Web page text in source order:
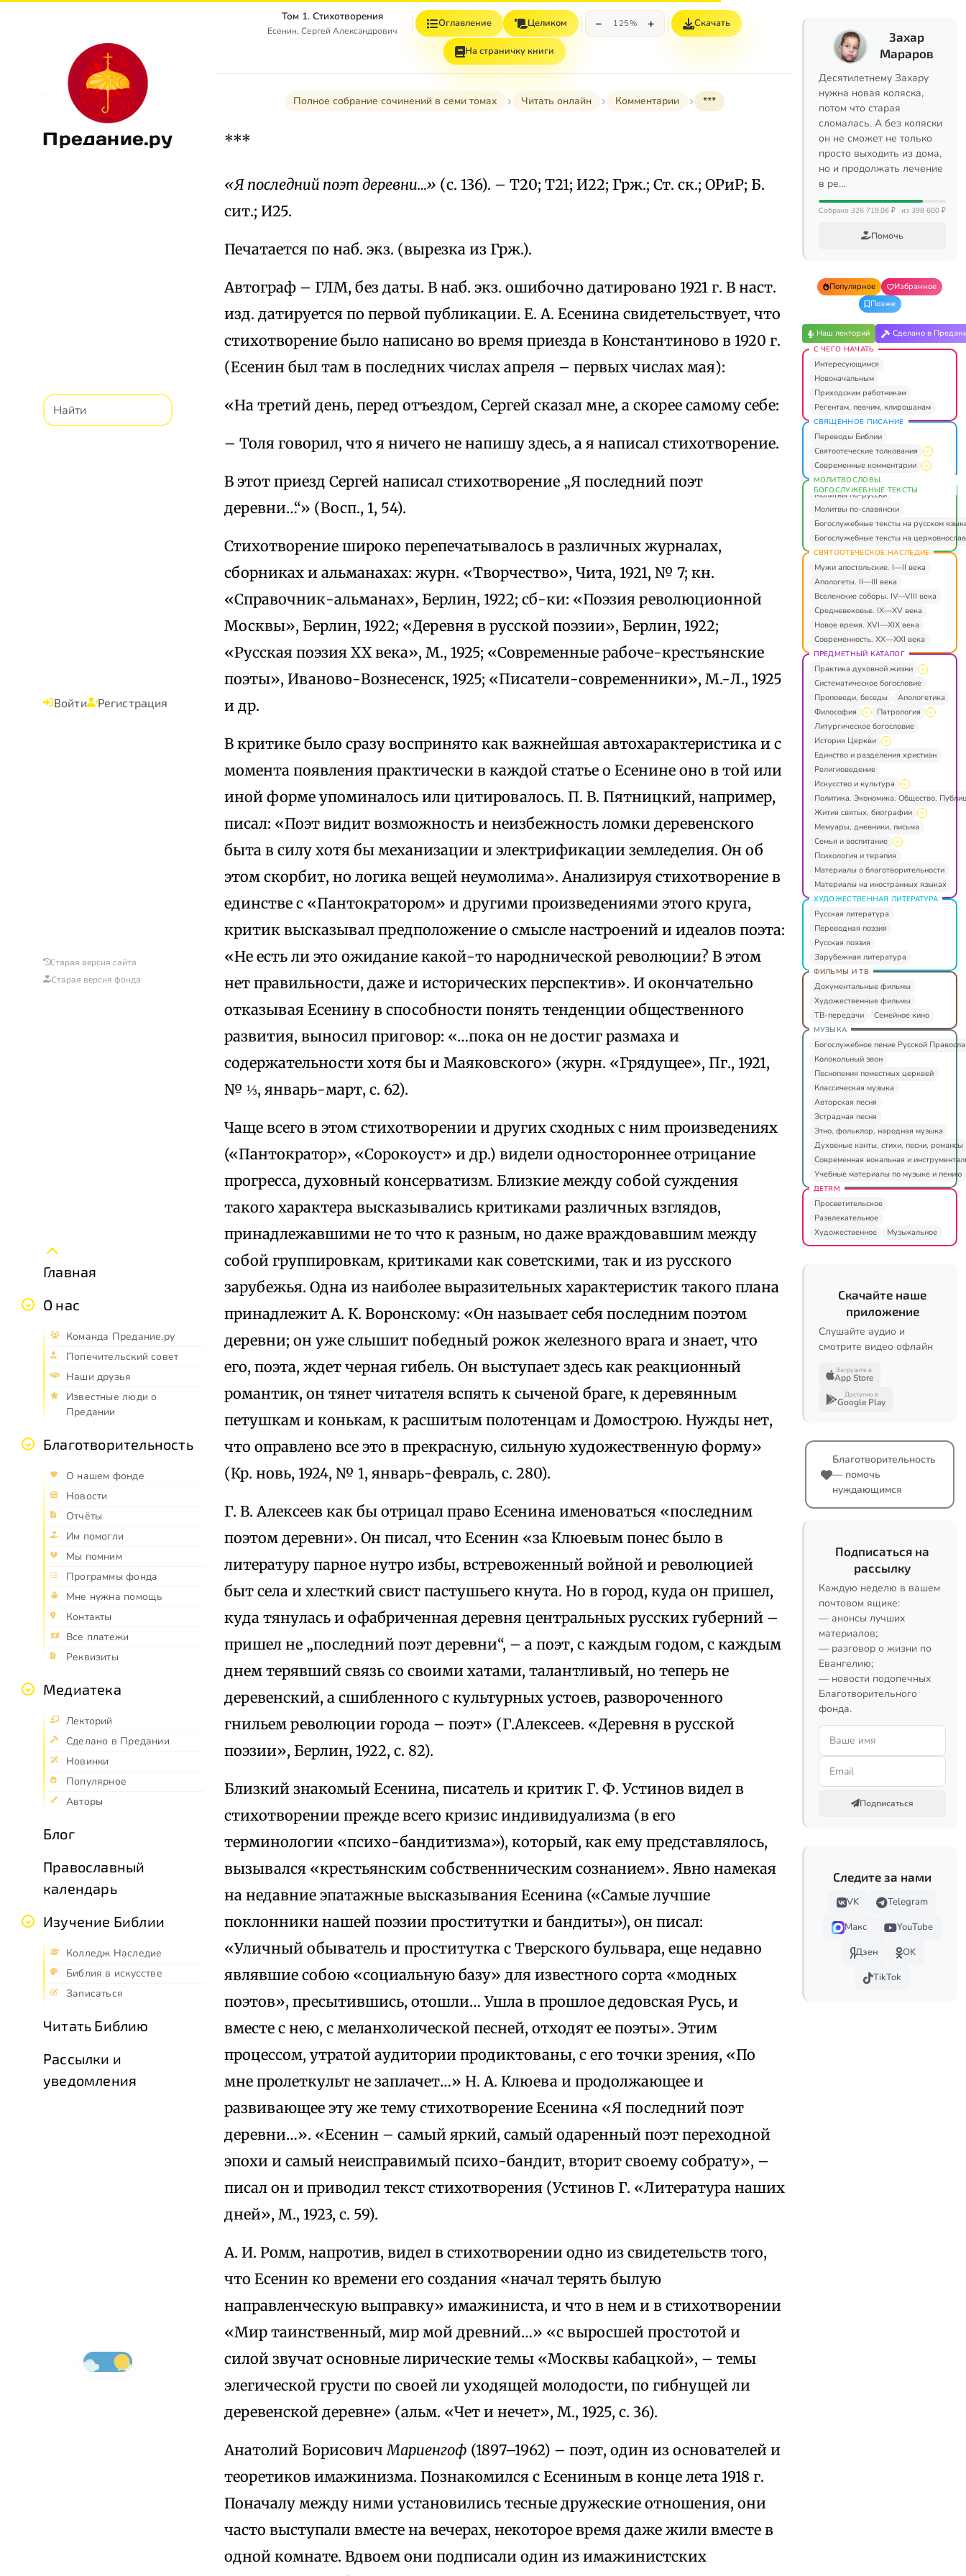
Предание.ру
Войти Регистрация
Старая версия сайта
Старая версия фонда
Главная
О нас
Команда Предание.ру
Попечительский совет
Наши друзья
Известные люди о
Предании
Благотворительность
О нашем фонде
Новости
Отчёты
Им помогли
Мы помним
Программы фонда
Мне нужна помощь
Контакты
Все платежи
Реквизиты
Медиатека
Лекторий
Сделано в Предании
Новинки
Популярное
Авторы
Блог
Православный
календарь
Изучение Библии
Колледж Наследие
Библия в искусстве
Записаться
Читать Библию
Рассылки и
уведомления
Том 1. Стихотворения
Есенин, Сергей Александрович
Оглавление Целиком − 125% + Скачать
На страничку книги
Полное собрание сочинений в семи томах Читать онлайн Комментарии ***
***
«Я последний поэт деревни…» (с. 136). – Т20; Т21; И22; Грж.; Ст. ск.; ОРиР; Б.
сит.; И25.
Печатается по наб. экз. (вырезка из Грж.).
Автограф – ГЛМ, без даты. В наб. экз. ошибочно датировано 1921 г. В наст.
изд. датируется по первой публикации. Е. А. Есенина свидетельствует, что
стихотворение было написано во время приезда в Константиново в 1920 г.
(Есенин был там в последних числах апреля – первых числах мая):
«На третий день, перед отъездом, Сергей сказал мне, а скорее самому себе:
– Толя говорил, что я ничего не напишу здесь, а я написал стихотворение.
В этот приезд Сергей написал стихотворение „Я последний поэт
деревни…“» (Восп., 1, 54).
Стихотворение широко перепечатывалось в различных журналах,
сборниках и альманахах: журн. «Творчество», Чита, 1921, № 7; кн.
«Справочник-альманах», Берлин, 1922; сб-ки: «Поэзия революционной
Москвы», Берлин, 1922; «Деревня в русской поэзии», Берлин, 1922;
«Русская поэзия XX века», М., 1925; «Современные рабоче-крестьянские
поэты», Иваново-Вознесенск, 1925; «Писатели-современники», М.-Л., 1925
и др.
В критике было сразу воспринято как важнейшая автохарактеристика и с
момента появления практически в каждой статье о Есенине оно в той или
иной форме упоминалось или цитировалось. П. В. Пятницкий, например,
писал: «Поэт видит возможность и неизбежность ломки деревенского
быта в силу хотя бы механизации и электрификации земледелия. Он об
этом скорбит, но логика вещей неумолима». Анализируя стихотворение в
единстве с «Пантократором» и другими произведениями этого круга,
критик высказывал предположение о смысле настроений и идеалов поэта:
«Не есть ли это ожидание какой-то народнической революции? В этом
нет правильности, даже и исторических перспектив». И окончательно
отказывая Есенину в способности понять тенденции общественного
развития, выносил приговор: «…пока он не достиг размаха и
содержательности хотя бы и Маяковского» (журн. «Грядущее», Пг., 1921,
№ ⅓, январь-март, с. 62).
Чаще всего в этом стихотворении и других сходных с ним произведениях
(«Пантократор», «Сорокоуст» и др.) видели одностороннее отрицание
прогресса, духовный консерватизм. Близкие между собой суждения
такого характера высказывались критиками различных взглядов,
принадлежавшими не то что к разным, но даже враждовавшим между
собой группировкам, критиками как советскими, так и из русского
зарубежья. Одна из наиболее выразительных характеристик такого плана
принадлежит А. К. Воронскому: «Он называет себя последним поэтом
деревни; он уже слышит победный рожок железного врага и знает, что
его, поэта, ждет черная гибель. Он выступает здесь как реакционный
романтик, он тянет читателя вспять к сыченой браге, к деревянным
петушкам и конькам, к расшитым полотенцам и Домострою. Нужды нет,
что оправлено все это в прекрасную, сильную художественную форму»
(Кр. новь, 1924, № 1, январь-февраль, с. 280).
Г. В. Алексеев как бы отрицал право Есенина именоваться «последним
поэтом деревни». Он писал, что Есенин «за Клюевым понес было в
литературу парное нутро избы, встревоженный войной и революцией
быт села и хлесткий свист пастушьего кнута. Но в город, куда он пришел,
куда тянулась и офабриченная деревня центральных русских губерний –
пришел не „последний поэт деревни“, – а поэт, с каждым годом, с каждым
днем терявший связь со своими хатами, талантливый, но теперь не
деревенский, а сшибленного с культурных устоев, развороченного
гнильем революции города – поэт» (Г.Алексеев. «Деревня в русской
поэзии», Берлин, 1922, с. 82).
Близкий знакомый Есенина, писатель и критик Г. Ф. Устинов видел в
стихотворении прежде всего кризис индивидуализма (в его
терминологии «психо-бандитизма»), который, как ему представлялось,
вызывался «крестьянским собственническим сознанием». Явно намекая
на недавние эпатажные высказывания Есенина («Самые лучшие
поклонники нашей поэзии проститутки и бандиты»), он писал:
«Уличный обыватель и проститутка с Тверского бульвара, еще недавно
являвшие собою «социальную базу» для известного сорта «модных
поэтов», пресытившись, отошли… Ушла в прошлое дедовская Русь, и
вместе с нею, с меланхолической песней, отходят ее поэты». Этим
процессом, утратой аудитории продиктованы, с его точки зрения, «По
мне пролеткульт не заплачет…» Н. А. Клюева и продолжающее и
развивающее эту же тему стихотворение Есенина «Я последний поэт
деревни…». «Есенин – самый яркий, самый одаренный поэт переходной
эпохи и самый неисправимый психо-бандит, вторит своему собрату», –
писал он и приводил текст стихотворения (Устинов Г. «Литература наших
дней», М., 1923, с. 59).
А. И. Ромм, напротив, видел в стихотворении одно из свидетельств того,
что Есенин ко времени его создания «начал терять былую
направленческую выправку» имажиниста, и что в нем и в стихотворении
«Мир таинственный, мир мой древний…» «с выросшей простотой и
силой звучат основные лирические темы «Москвы кабацкой», – темы
элегической грусти по своей ли уходящей молодости, по гибнущей ли
деревенской деревне» (альм. «Чет и нечет», М., 1925, с. 36).
Анатолий Борисович Мариенгоф (1897–1962) – поэт, один из основателей и
теоретиков имажинизма. Познакомился с Есениным в конце лета 1918 г.
Поначалу между ними установились тесные дружеские отношения, они
часто выступали вместе на вечерах, некоторое время даже жили вместе в
одной комнате. Вдвоем они подписали один из имажинистских
Захар
Мараров
Десятилетнему Захару
нужна новая коляска,
потом что старая
сломалась. А без коляски
он не сможет не только
просто выходить из дома,
но и продолжать лечение
в ре…
Собрано 326 719,06 ₽ из 398 600 ₽
Помочь
Популярное
Избранное
Позже
Наш лекторий Сделано в
С ЧЕГО НАЧАТЬ
Интересующимся
Новоначальным
Приходским работникам
Регентам, певчим, клирошанам
СВЯЩЕННОЕ ПИСАНИЕ
Переводы Библии
Святоотеческие толкования
Современные комментарии
МОЛИТВОСЛОВЫ.
БОГОСЛУЖЕБНЫЕ ТЕКСТЫ
Молитвы по-русски
Молитвы по-славянски
Богослужебные тексты на русском
Богослужебные тексты на
СВЯТООТЕЧЕСКОЕ НАСЛЕДИЕ
Мужи апостольские. I—II века
Апологеты. II—III века
Вселенские соборы. IV—VIII века
Средневековье. IX—XV века
Новое время. XVI—XIX века
Современность. XX—XXI века
ПРЕДМЕТНЫЙ КАТАЛОГ
Практика духовной жизни
Систематическое богословие
Проповеди, беседы
Апологетика
Философия
Патрология
Литургическое богословие
История Церкви
Единство и разделения христиан
Религиоведение
Искусство и культура
Политика. Экономика. Общество.
Жития святых, биографии
Мемуары, дневники, письма
Семья и воспитание
Психология и терапия
Материалы о благотворительности
Материалы на иностранных языках
ХУДОЖЕСТВЕННАЯ ЛИТЕРАТУРА
Русская литература
Переводная поэзия
Русская поэзия
Зарубежная литература
ФИЛЬМЫ И ТВ
Документальные фильмы
Художественные фильмы
ТВ-передачи
Семейное кино
МУЗЫКА
Богослужебное пение Русской
Колокольный звон
Песнопения поместных церквей
Классическая музыка
Авторская песня
Эстрадная песня
Этно, фольклор, народная музыка
Духовные канты, стихи, песни, романсы
Современная вокальная и
Учебные материалы по музыке и пению
ДЕТЯМ
Просветительское
Развлекательное
Художественное
Музыкальное
Скачайте наше
приложение
Слушайте аудио и
смотрите видео офлайн
Загрузите в
App Store
Доступно в
Google Play
Благотворительность
— помочь
нуждающимся
Подписаться на
рассылку
Каждую неделю в вашем
почтовом ящике:
— анонсы лучших
материалов;
— разговор о жизни по
Евангелию;
— новости подопечных
Благотворительного
фонда.
Подписаться
Следите за нами
VK
Telegram
Макс
YouTube
Дзен
OK
TikTok